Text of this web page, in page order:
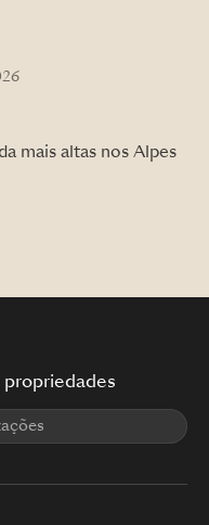
mais altas nos Alpes
propriedades